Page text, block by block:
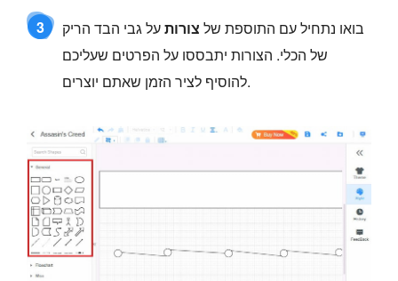
3 בואו נתחיל עם התוספת של צורותעל גבי הבד הריק
של הכלי. הצורות יתבססו על הפרטים שעליכם
להוסיף לציר הזמן שאתם יוצרים.